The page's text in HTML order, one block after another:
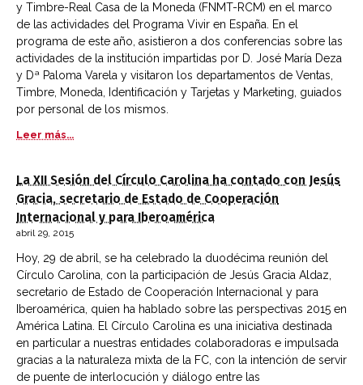
y Timbre-Real Casa de la Moneda (FNMT-RCM) en el marco
de las actividades del Programa Vivir en España. En el
programa de este año, asistieron a dos conferencias sobre las
actividades de la institución impartidas por D. José María Deza
y Dª Paloma Varela y visitaron los departamentos de Ventas,
Timbre, Moneda, Identificación y Tarjetas y Marketing, guiados
por personal de los mismos.
Leer más...
La XII Sesión del Círculo Carolina ha contado con Jesús
Gracia, secretario de Estado de Cooperación
Internacional y para Iberoamérica
abril 29, 2015
Hoy, 29 de abril, se ha celebrado la duodécima reunión del
Círculo Carolina, con la participación de Jesús Gracia Aldaz,
secretario de Estado de Cooperación Internacional y para
Iberoamérica, quien ha hablado sobre las perspectivas 2015 en
América Latina. El Círculo Carolina es una iniciativa destinada
en particular a nuestras entidades colaboradoras e impulsada
gracias a la naturaleza mixta de la FC, con la intención de servir
de puente de interlocución y diálogo entre las